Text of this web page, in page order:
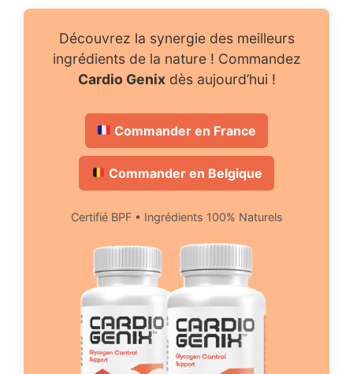
Découvrez la synergie des meilleurs
ingrédients de la nature ! Commandez
Cardio Genixdès aujourd’hui !
Commander en France
Commander en Belgique
Certifié BPF • Ingrédients 100% Naturels